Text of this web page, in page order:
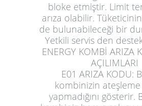
bloke etmiştir. Limit
arıza olabilir.
de bulunabileceği bir
Yetkili servis den
ENERGY KOMBİ ARIZA
AÇILIMLARI
E01 ARIZA KODU:
kombinizin
yapmadığını